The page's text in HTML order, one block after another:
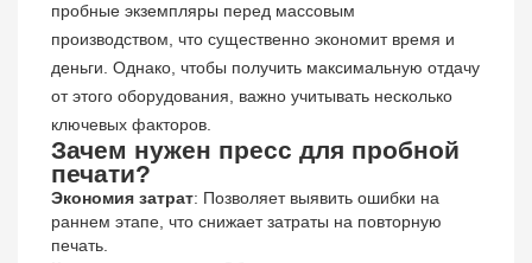
пробные экземпляры перед массовым
производством, что существенно экономит время и
деньги. Однако, чтобы получить максимальную отдачу
от этого оборудования, важно учитывать несколько
ключевых факторов.
Зачем нужен пресс для пробной
печати?
Экономия затрат: Позволяет выявить ошибки на
раннем этапе, что снижает затраты на повторную
печать.